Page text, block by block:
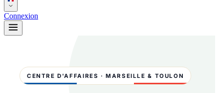
Connexion
CENTRE D'AFFAIRES · MARSEILLE & TOULON